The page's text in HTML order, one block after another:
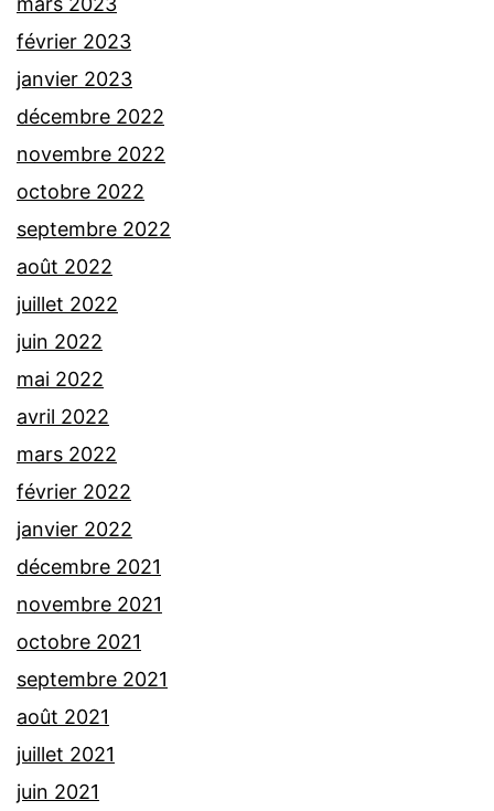
février 2023
janvier 2023
décembre 2022
novembre 2022
octobre 2022
septembre 2022
août 2022
juillet 2022
juin 2022
mai 2022
avril 2022
mars 2022
février 2022
janvier 2022
décembre 2021
novembre 2021
octobre 2021
septembre 2021
août 2021
juillet 2021
juin 2021